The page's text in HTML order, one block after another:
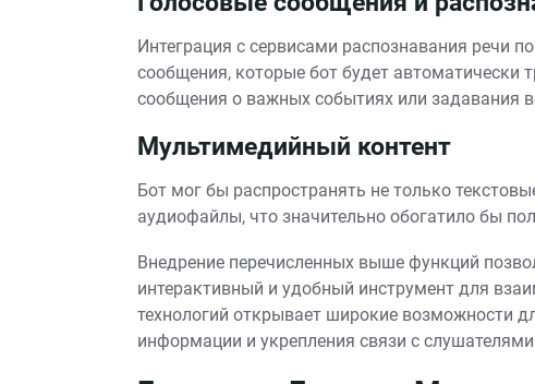
Интеграция с сервисами распознавания речи
сообщения, которые бот будет автоматически
сообщения о важных событиях или задавания
Мультимедийный контент
Бот мог бы распространять не только
аудиофайлы, что значительно обогатило бы
Внедрение перечисленных выше функций
интерактивный и удобный инструмент для
технологий открывает широкие возможности
информации и укрепления связи с